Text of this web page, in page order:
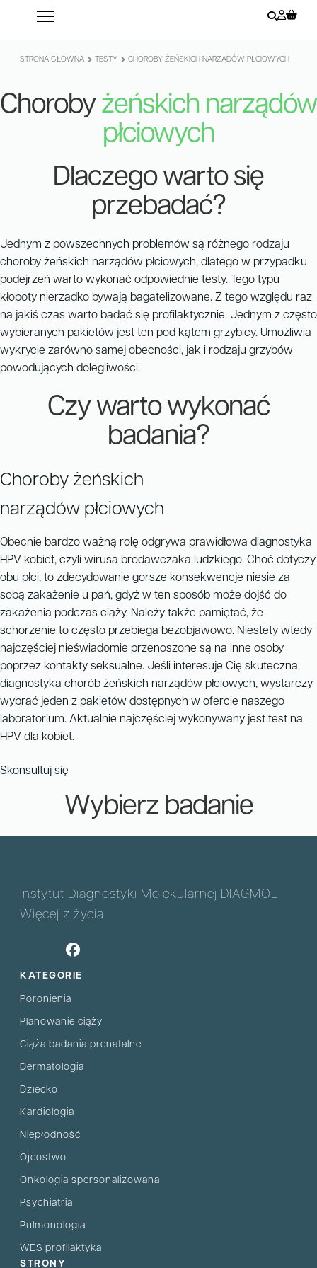
STRONA GŁÓWNA TESTY CHOROBY ŻEŃSKICH NARZĄDÓW PŁCIOWYCH
Choroby żeńskich narządów
płciowych
Dlaczego warto się
przebadać?
Jednym z powszechnych problemów są różnego rodzaju
choroby żeńskich narządów płciowych, dlatego w przypadku
podejrzeń warto wykonać odpowiednie testy. Tego typu
kłopoty nierzadko bywają bagatelizowane. Z tego względu raz
na jakiś czas warto badać się profilaktycznie. Jednym z często
wybieranych pakietów jest ten pod kątem grzybicy. Umożliwia
wykrycie zarówno samej obecności, jak i rodzaju grzybów
powodujących dolegliwości.
Czy warto wykonać
badania?
Choroby żeńskich
narządów płciowych
Obecnie bardzo ważną rolę odgrywa prawidłowa diagnostyka
HPV kobiet, czyli wirusa brodawczaka ludzkiego. Choć dotyczy
obu płci, to zdecydowanie gorsze konsekwencje niesie za
sobą zakażenie u pań, gdyż w ten sposób może dojść do
zakażenia podczas ciąży. Należy także pamiętać, że
schorzenie to często przebiega bezobjawowo. Niestety wtedy
najczęściej nieświadomie przenoszone są na inne osoby
poprzez kontakty seksualne. Jeśli interesuje Cię skuteczna
diagnostyka chorób żeńskich narządów płciowych, wystarczy
wybrać jeden z pakietów dostępnych w ofercie naszego
laboratorium. Aktualnie najczęściej wykonywany jest test na
HPV dla kobiet.
Skonsultuj się
Wybierz badanie
Instytut Diagnostyki Molekularnej DIAGMOL –
Więcej z życia
KATEGORIE
Poronienia
Planowanie ciąży
Ciąża badania prenatalne
Dermatologia
Dziecko
Kardiologia
Niepłodność
Ojcostwo
Onkologia spersonalizowana
Psychiatria
Pulmonologia
WES profilaktyka
STRONY